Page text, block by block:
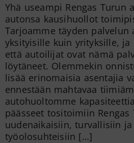
Yhä useampi Rengas Turun
autonsa kausihuollot
Tarjoamme täyden
yksityisille kuin yrityksille, ja
että autoilijat ovat nämä
löytäneet. Olemmekin
lisää erinomaisia asentajia
ennestään mahtavaa
autohuoltomme
päässeet tositoimiin Rengas
uudenaikaisiin, turvallisiin
työolosuhteisiin […]